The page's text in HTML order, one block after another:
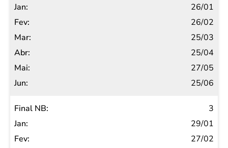
26/01
26/02
25/03
25/04
27/05
25/06
3
29/01
27/02